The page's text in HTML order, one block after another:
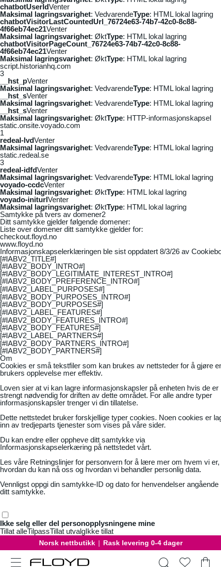
chatbotUserIdVenter
Maksimal lagringsvarighet: VedvarendeType: HTML lokal lagring
chatbotVisitorLastCountedUrl_76724e63-74b7-42c0-8c88-
4f66eb74ec21Venter
Maksimal lagringsvarighet: ØktType: HTML lokal lagring
chatbotVisitorPageCount_76724e63-74b7-42c0-8c88-
4f66eb74ec21Venter
Maksimal lagringsvarighet: ØktType: HTML lokal lagring
script.historianhq.com
3
__hst_pVenter
Maksimal lagringsvarighet: VedvarendeType: HTML lokal lagring
__hst_sVenter
Maksimal lagringsvarighet: VedvarendeType: HTML lokal lagring
__hst_sVenter
Maksimal lagringsvarighet: ØktType: HTTP-informasjonskapsel
static.onsite.voyado.com
1
redeal-lvdVenter
Maksimal lagringsvarighet: VedvarendeType: HTML lokal lagring
static.redeal.se
3
redeal-idfdVenter
Maksimal lagringsvarighet: VedvarendeType: HTML lokal lagring
voyado-ccdcVenter
Maksimal lagringsvarighet: ØktType: HTML lokal lagring
voyado-initurlVenter
Maksimal lagringsvarighet: ØktType: HTML lokal lagring
Samtykke på tvers av domener2
Ditt samtykke gjelder følgende domener:
Liste over domener ditt samtykke gjelder for:
checkout.floyd.no
www.floyd.no
Informasjonskapselerklæringen ble sist oppdatert 8/3/26 av
[#IABV2_TITLE#]
[#IABV2_BODY_INTRO#]
[#IABV2_BODY_LEGITIMATE_INTEREST_INTRO#]
[#IABV2_BODY_PREFERENCE_INTRO#]
[#IABV2_LABEL_PURPOSES#]
[#IABV2_BODY_PURPOSES_INTRO#]
[#IABV2_BODY_PURPOSES#]
[#IABV2_LABEL_FEATURES#]
[#IABV2_BODY_FEATURES_INTRO#]
[#IABV2_BODY_FEATURES#]
[#IABV2_LABEL_PARTNERS#]
[#IABV2_BODY_PARTNERS_INTRO#]
[#IABV2_BODY_PARTNERS#]
Om
Cookies er små tekstfiler som kan brukes av nettsteder for å gjøre
brukers opplevelse mer effektiv.
Loven sier at vi kan lagre informasjonskapsler på enheten hvis de er
strengt nødvendig for driften av dette området. For alle andre typer
informasjonskapsler trenger vi din tillatelse.
Dette nettstedet bruker forskjellige typer cookies. Noen cookies er
inn av tredjeparts tjenester som vises på våre sider.
Du kan endre eller oppheve ditt samtykke via
Informasjonskapselerkæring på nettstedet vårt.
Les våre Retningslinjer for personvern for å lære mer om hvem vi er,
hvordan du kan nå oss og hvordan vi behandler personlig data.
Vennligst oppgi din samtykke-ID og dato for henvendelser angående
ditt samtykke.
Ikke selg eller del personopplysningene mine
Tillat alleTilpassTillat utvalgIkke tillat
Norsk nettbutikk | Rask levering 0-4 dager